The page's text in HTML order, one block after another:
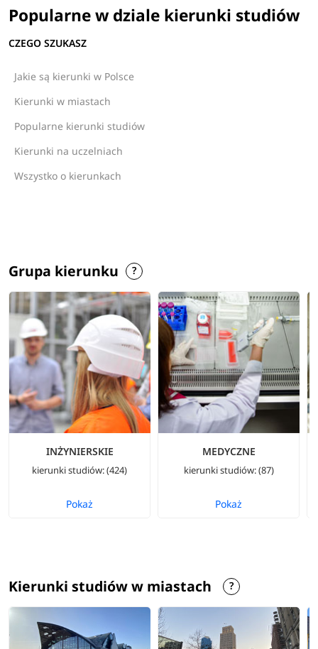
Popularne w dziale kierunki studiów
CZEGO SZUKASZ
Jakie są kierunki w Polsce
Kierunki w miastach
Popularne kierunki studiów
Kierunki na uczelniach
Wszystko o kierunkach
Grupa kierunku
INŻYNIERSKIE
kierunki studiów: (424)
Pokaż
MEDYCZNE
kierunki studiów: (87)
Pokaż
Kierunki studiów w miastach